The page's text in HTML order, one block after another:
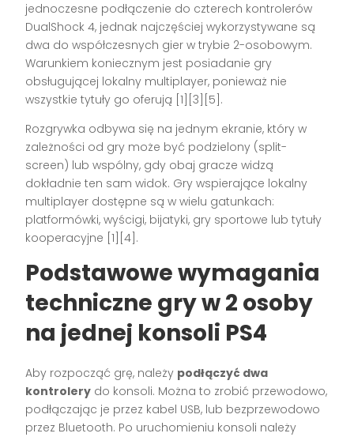
jednoczesne podłączenie do czterech kontrolerów
DualShock 4, jednak najczęściej wykorzystywane są
dwa do współczesnych gier w trybie 2-osobowym.
Warunkiem koniecznym jest posiadanie gry
obsługującej lokalny multiplayer, ponieważ nie
wszystkie tytuły go oferują [1][3][5] .
Rozgrywka odbywa się na jednym ekranie, który w
zależności od gry może być podzielony (split-
screen) lub wspólny, gdy obaj gracze widzą
dokładnie ten sam widok. Gry wspierające lokalny
multiplayer dostępne są w wielu gatunkach:
platformówki, wyścigi, bijatyki, gry sportowe lub tytuły
kooperacyjne [1][4] .
Podstawowe wymagania
techniczne gry w 2 osoby
na jednej konsoli PS4
Aby rozpocząć grę, należy podłączyć dwa
kontrolery do konsoli. Można to zrobić przewodowo,
podłączając je przez kabel USB, lub bezprzewodowo
przez Bluetooth. Po uruchomieniu konsoli należy